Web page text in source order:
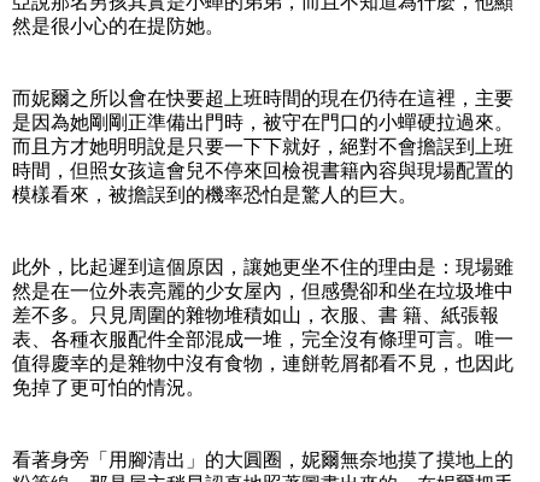
然是很小心的在提防她。
而妮爾之所以會在快要超上班時間的現在仍待在這裡，主要
是因為她剛剛正準備出門時，被守在門口的小蟬硬拉過來。
而且方才她明明說是只要一下下就好，絕對不會擔誤到上班
時間，但照女孩這會兒不停來回檢視書籍內容與現場配置的
模樣看來，被擔誤到的機率恐怕是驚人的巨大。
此外，比起遲到這個原因，讓她更坐不住的理由是：現場雖
然是在一位外表亮麗的少女屋內，但感覺卻和坐在垃圾堆中
差不多。只見周圍的雜物堆積如山，衣服、書 籍、紙張報
表、各種衣服配件全部混成一堆，完全沒有條理可言。唯一
值得慶幸的是雜物中沒有食物，連餅乾屑都看不見，也因此
免掉了更可怕的情況。
看著身旁「用腳清出」的大圓圈，妮爾無奈地摸了摸地上的